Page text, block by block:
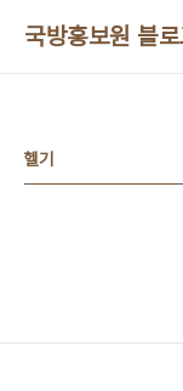
국방홍보원 블
헬기